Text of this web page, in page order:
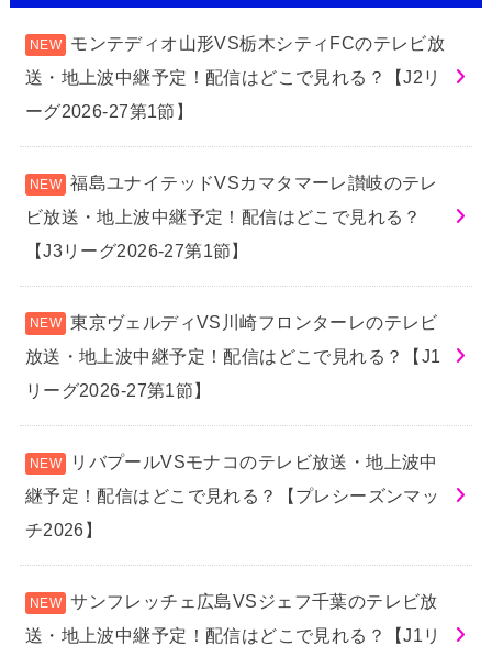
モンテディオ山形VS栃木シティFCのテレビ放
送・地上波中継予定！配信はどこで見れる？【J2リ
ーグ2026-27第1節】
福島ユナイテッドVSカマタマーレ讃岐のテレ
ビ放送・地上波中継予定！配信はどこで見れる？
【J3リーグ2026-27第1節】
東京ヴェルディVS川崎フロンターレのテレビ
放送・地上波中継予定！配信はどこで見れる？【J1
リーグ2026-27第1節】
リバプールVSモナコのテレビ放送・地上波中
継予定！配信はどこで見れる？【プレシーズンマッ
チ2026】
サンフレッチェ広島VSジェフ千葉のテレビ放
送・地上波中継予定！配信はどこで見れる？【J1リ